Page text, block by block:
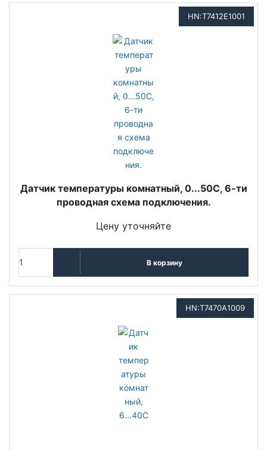
HN:T7412E1001
Датчик температуры комнатный, 0...50С, 6-ти
проводная схема подключения.
Цену уточняйте
В корзину
HN:T7470A1009